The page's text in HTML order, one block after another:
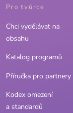
Pro tvůrce
Chci vydělávat na
obsahu
Katalog programů
Příručka pro partnery
Kodex omezení
a standardů